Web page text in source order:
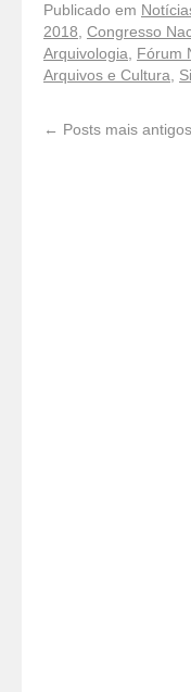
Publicado em
2018 Congresso
Arquivologia
Fórum
Arquivos e Cultura
← Posts mais antigos